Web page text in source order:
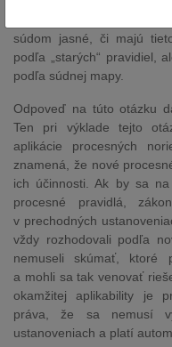
súdom jasné, či majú
podľa „starých“ pravidiel,
podľa súdnej mapy.
Odpoveď na túto otázku
Ten pri výklade tejto
aplikácie procesných
znamená, že nové
ich účinnosti. Ak by sa
procesné pravidlá,
v prechodných
vždy rozhodovali podľa
nemuseli skúmať, ktoré
a mohli sa tak venovať
okamžitej aplikability je
práva, že sa nemusí
ustanoveniach a platí